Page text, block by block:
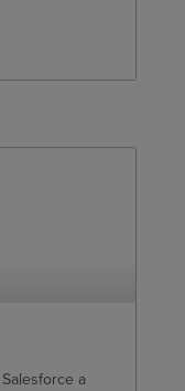
a